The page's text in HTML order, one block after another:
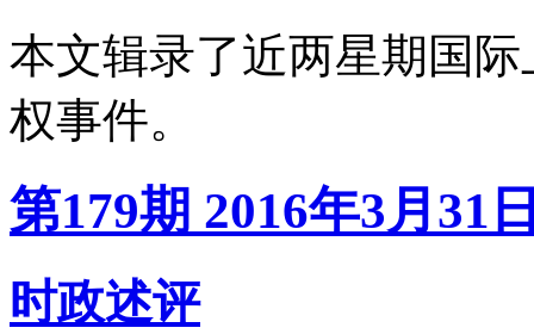
本文辑录了近两星期国
权事件。
第179期 2016年3月31
时政述评